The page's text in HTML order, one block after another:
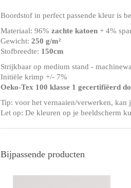
Boordstof in perfect passende kleur is
Materiaal: 96% zachte katoen+ 4%
Gewicht: 250 g/m²
Stofbreedte: 150cm
Strijkbaar op medium stand -
Initiële krimp +/- 7%
Oeko-Tex 100 klasse 1 gecertifiëerd
Tip: voor het vernaaien/verwerken, kan
Let op: De kleuren op je beeldscherm
Bijpassende producten